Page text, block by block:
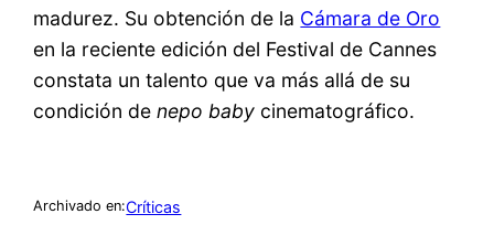
madurez. Su obtención de la Cámara de Oro
en la reciente edición del Festival de Cannes
constata un talento que va más allá de su
condición denepo baby cinematográfico.
Archivado en:Críticas